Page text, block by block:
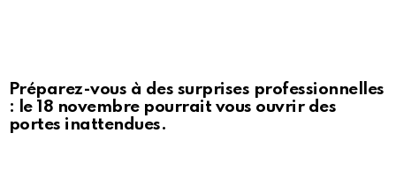
Préparez-vous à des surprises professionnelles
: le 18 novembre pourrait vous ouvrir des
portes inattendues.